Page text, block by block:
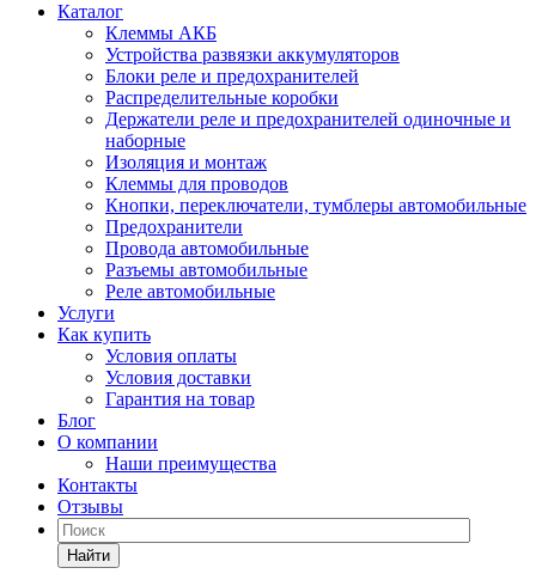
Каталог
Клеммы АКБ
Устройства развязки аккумуляторов
Блоки реле и предохранителей
Распределительные коробки
Держатели реле и предохранителей одиночные и
наборные
Изоляция и монтаж
Клеммы для проводов
Кнопки, переключатели, тумблеры автомобильные
Предохранители
Провода автомобильные
Разъемы автомобильные
Реле автомобильные
Услуги
Как купить
Условия оплаты
Условия доставки
Гарантия на товар
Блог
О компании
Наши преимущества
Контакты
Отзывы
Найти